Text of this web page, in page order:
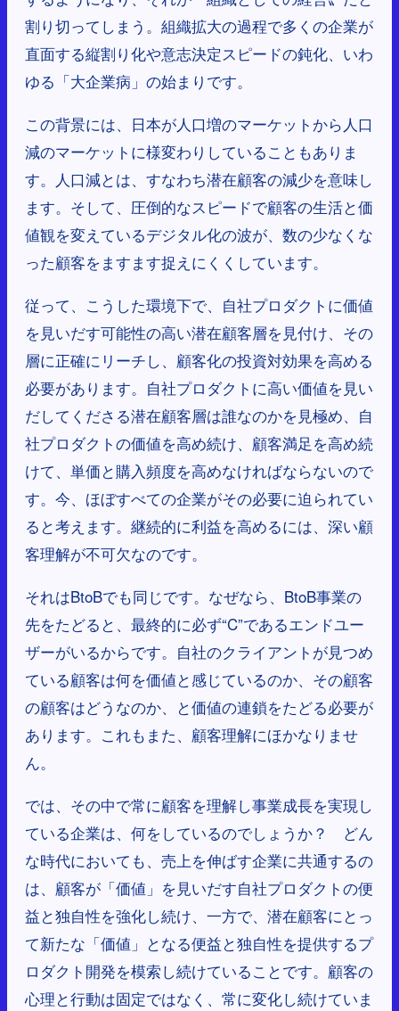
割り切ってしまう。組織拡大の過程で多くの企業が
直面する縦割り化や意志決定スピードの鈍化、いわ
ゆる「大企業病」の始まりです。
この背景には、日本が人口増のマーケットから人口
減のマーケットに様変わりしていることもありま
す。人口減とは、すなわち潜在顧客の減少を意味し
ます。そして、圧倒的なスピードで顧客の生活と価
値観を変えているデジタル化の波が、数の少なくな
った顧客をますます捉えにくくしています。
従って、こうした環境下で、自社プロダクトに価値
を見いだす可能性の高い潜在顧客層を見付け、その
層に正確にリーチし、顧客化の投資対効果を高める
必要があります。自社プロダクトに高い価値を見い
だしてくださる潜在顧客層は誰なのかを見極め、自
社プロダクトの価値を高め続け、顧客満足を高め続
けて、単価と購入頻度を高めなければならないので
す。今、ほぼすべての企業がその必要に迫られてい
ると考えます。継続的に利益を高めるには、深い顧
客理解が不可欠なのです。
それはBtoBでも同じです。なぜなら、BtoB事業の
先をたどると、最終的に必ず“C”であるエンドユー
ザーがいるからです。自社のクライアントが見つめ
ている顧客は何を価値と感じているのか、その顧客
の顧客はどうなのか、と価値の連鎖をたどる必要が
あります。これもまた、顧客理解にほかなりませ
ん。
では、その中で常に顧客を理解し事業成長を実現し
ている企業は、何をしているのでしょうか？ どん
な時代においても、売上を伸ばす企業に共通するの
は、顧客が「価値」を見いだす自社プロダクトの便
益と独自性を強化し続け、一方で、潜在顧客にとっ
て新たな「価値」となる便益と独自性を提供するプ
ロダクト開発を模索し続けていることです。顧客の
心理と行動は固定ではなく、常に変化し続けていま